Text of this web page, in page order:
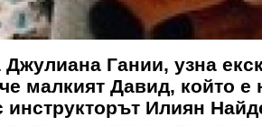
Гании, узна
малкият Давид, който
Илиян